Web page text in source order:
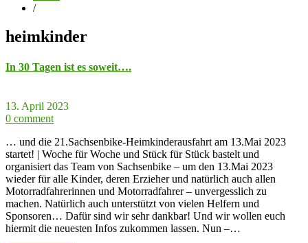
/
heimkinder
In 30 Tagen ist es soweit….
13. April 2023
0 comment
… und die 21.Sachsenbike-Heimkinderausfahrt am 13.Mai 2023
startet! | Woche für Woche und Stück für Stück bastelt und
organisiert das Team von Sachsenbike – um den 13.Mai 2023
wieder für alle Kinder, deren Erzieher und natürlich auch allen
Motorradfahrerinnen und Motorradfahrer – unvergesslich zu
machen. Natürlich auch unterstützt von vielen Helfern und
Sponsoren… Dafür sind wir sehr dankbar! Und wir wollen euch
hiermit die neuesten Infos zukommen lassen. Nun –…